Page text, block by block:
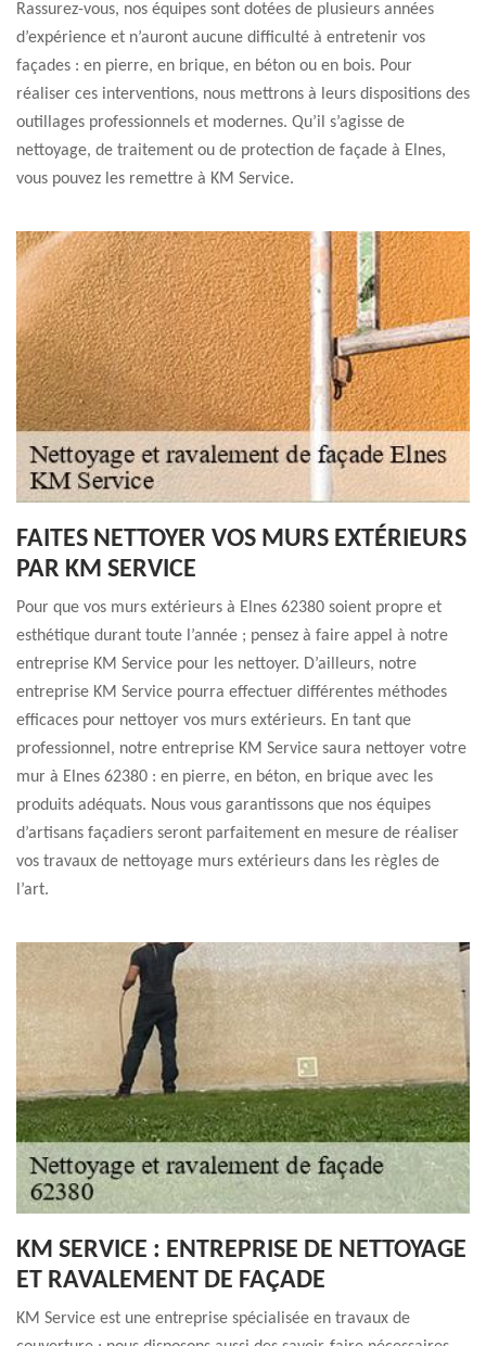
Rassurez-vous, nos équipes sont dotées de plusieurs années
d’expérience et n’auront aucune difficulté à entretenir vos
façades : en pierre, en brique, en béton ou en bois. Pour
réaliser ces interventions, nous mettrons à leurs dispositions des
outillages professionnels et modernes. Qu’il s’agisse de
nettoyage, de traitement ou de protection de façade à Elnes,
vous pouvez les remettre à KM Service.
FAITES NETTOYER VOS MURS EXTÉRIEURS
PAR KM SERVICE
Pour que vos murs extérieurs à Elnes 62380 soient propre et
esthétique durant toute l’année ; pensez à faire appel à notre
entreprise KM Service pour les nettoyer. D’ailleurs, notre
entreprise KM Service pourra effectuer différentes méthodes
efficaces pour nettoyer vos murs extérieurs. En tant que
professionnel, notre entreprise KM Service saura nettoyer votre
mur à Elnes 62380 : en pierre, en béton, en brique avec les
produits adéquats. Nous vous garantissons que nos équipes
d’artisans façadiers seront parfaitement en mesure de réaliser
vos travaux de nettoyage murs extérieurs dans les règles de
l’art.
KM SERVICE : ENTREPRISE DE NETTOYAGE
ET RAVALEMENT DE FAÇADE
KM Service est une entreprise spécialisée en travaux de